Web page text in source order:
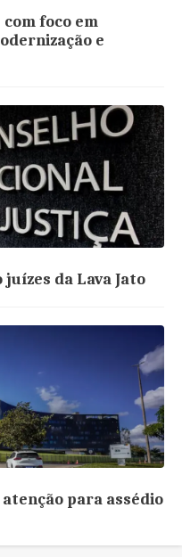
foco em
e
juízes da Lava Jato
para assédio